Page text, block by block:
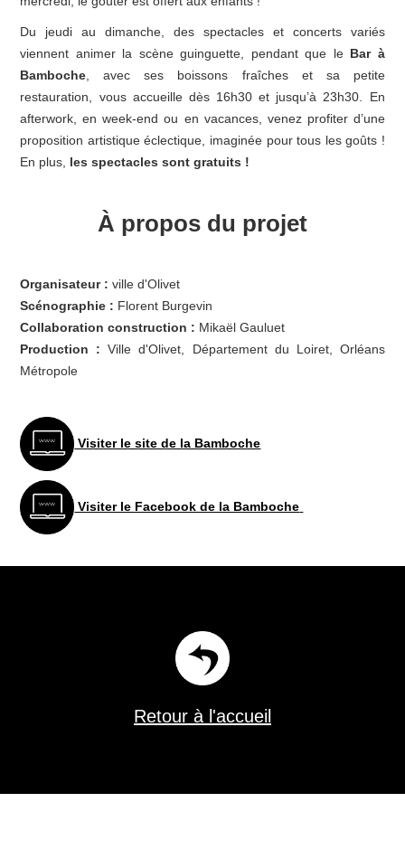
Du jeudi au dimanche, des spectacles et concerts variés
viennent animer la scène guinguette, pendant que le Bar à
Bamboche , avec ses boissons fraîches et sa petite
restauration, vous accueille dès 16h30 et jusqu’à 23h30. En
afterwork, en week-end ou en vacances, venez profiter d’une
proposition artistique éclectique, imaginée pour tous les goûts !
En plus, les spectacles sont gratuits !
À propos du projet
Organisateur :ville d'Olivet
Scénographie : Florent Burgevin
Collaboration construction : Mikaël Gauluet
Production : Ville d'Olivet, Département du Loiret, Orléans
Métropole
Visiter le site de la Bamboche
Visiter le Facebook de la Bamboche
Retour à l'accueil